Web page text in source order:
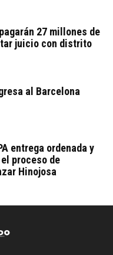
27 millones de
juicio con distrito
al Barcelona
entrega ordenada y
proceso de
Hinojosa